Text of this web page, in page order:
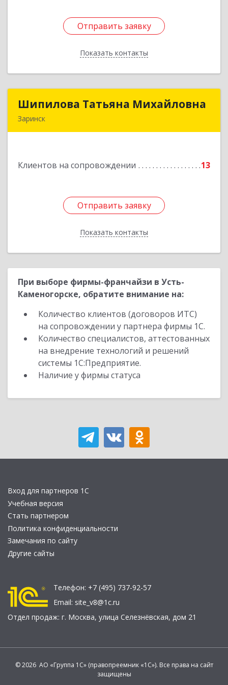
Отправить заявку
Показать контакты
Отправить заявку
Назад
Шипилова Татьяна Михайловна
Заринск
Клиентов на сопровождении 13
Отправить заявку
Показать контакты
Шипилова Татьяна Михайловна
Отправить заявку
Назад
При выборе фирмы-франчайзи в Усть-
Каменогорске, обратите внимание на:
Количество клиентов (договоров ИТС)
на сопровождении у партнера фирмы 1С.
Количество специалистов, аттестованных
на внедрение технологий и решений
системы 1С:Предприятие.
Наличие у фирмы статуса
Вход для партнеров 1С
Учебная версия
Стать партнером
Политика конфиденциальности
Замечания по сайту
Другие сайты
Телефон: +7 (495) 737-92-57
Email: site_v8@1c.ru
Отдел продаж: г. Москва, улица Селезнёвская, дом 21
© 2026 АО «Группа 1С» (правопреемник «1С»). Все права на сайт
защищены